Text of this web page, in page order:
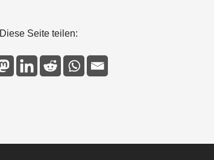
Diese Seite teilen: